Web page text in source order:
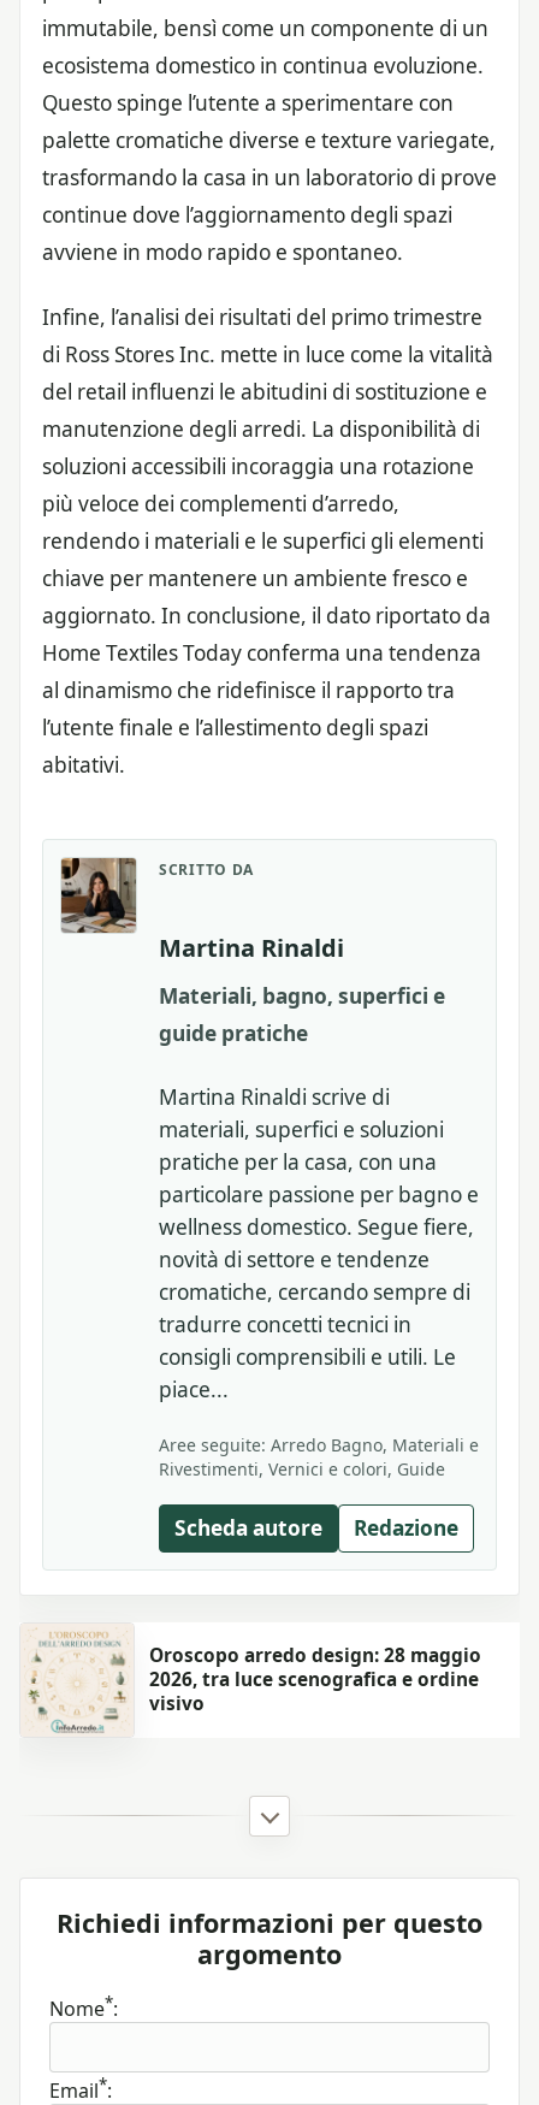
immutabile, bensì come un componente di un
ecosistema domestico in continua evoluzione.
Questo spinge l’utente a sperimentare con
palette cromatiche diverse e texture variegate,
trasformando la casa in un laboratorio di prove
continue dove l’aggiornamento degli spazi
avviene in modo rapido e spontaneo.
Infine, l’analisi dei risultati del primo trimestre
di Ross Stores Inc. mette in luce come la vitalità
del retail influenzi le abitudini di sostituzione e
manutenzione degli arredi. La disponibilità di
soluzioni accessibili incoraggia una rotazione
più veloce dei complementi d’arredo,
rendendo i materiali e le superfici gli elementi
chiave per mantenere un ambiente fresco e
aggiornato. In conclusione, il dato riportato da
Home Textiles Today conferma una tendenza
al dinamismo che ridefinisce il rapporto tra
l’utente finale e l’allestimento degli spazi
abitativi.
SCRITTO DA
Martina Rinaldi
Materiali, bagno, superfici e
guide pratiche
Martina Rinaldi scrive di
materiali, superfici e soluzioni
pratiche per la casa, con una
particolare passione per bagno e
wellness domestico. Segue fiere,
novità di settore e tendenze
cromatiche, cercando sempre di
tradurre concetti tecnici in
consigli comprensibili e utili. Le
piace...
Aree seguite: Arredo Bagno, Materiali e
Rivestimenti, Vernici e colori, Guide
Scheda autore Redazione
Oroscopo arredo design: 28 maggio
2026, tra luce scenografica e ordine
visivo
Richiedi informazioni per questo
argomento
Nome*:
Email*: